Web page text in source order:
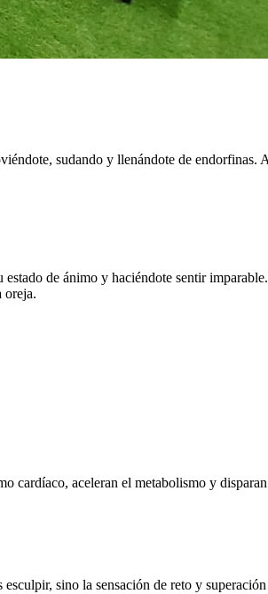
sudando y llenándote de endorfinas.
de ánimo y haciéndote sentir
oreja.
cardíaco, aceleran el metabolismo y
sino la sensación de reto y